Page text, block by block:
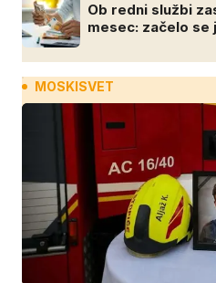
Ob redni službi
mesec: začelo se
MOSKISVET